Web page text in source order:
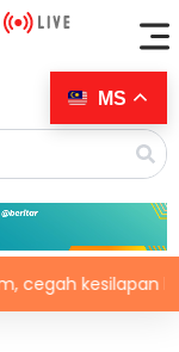
kesilapan berulang
MS